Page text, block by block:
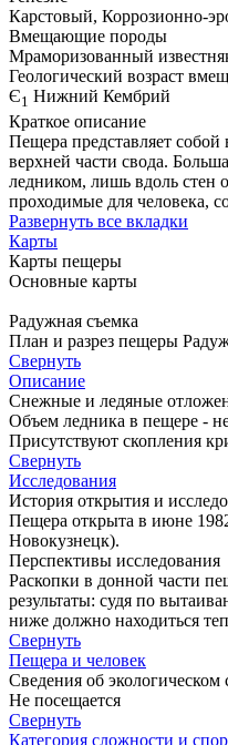
Карстовый, Коррозионно-
Вмещающие породы
Мраморизованный
Геологический возраст
Є1 Нижний Кембрий
Краткое описание
Пещера представляет
верхней части свода.
ледником, лишь вдоль стен
проходимые для человека,
Развернуть все вкладки
Карты
Карты пещеры
Основные карты
Радужная съемка
План и разрез пещеры
Свернуть
Описание
Снежные и ледяные
Объем ледника в пещере -
Присутствуют скопления
Свернуть
Исследования
История открытия и
Пещера открыта в июне
Новокузнецк).
Перспективы исследования
Раскопки в донной части
результаты: судя по
ниже должно находиться
Свернуть
Пещера и человек
Сведения об
Не посещается
Свернуть
Категория сложности и